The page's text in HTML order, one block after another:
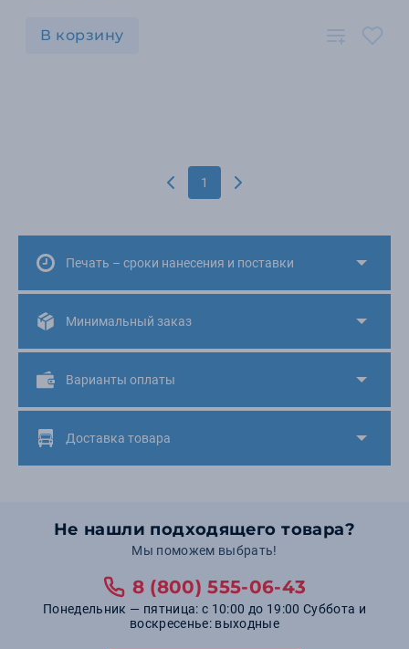
В корзину
1
Печать – сроки нанесения и поставки
Минимальный заказ
Варианты оплаты
Доставка товара
Не нашли подходящего товара?
Мы поможем выбрать!
8 (800) 555-06-43
Понедельник — пятница: с 10:00 до 19:00 Суббота и
воскресенье: выходные